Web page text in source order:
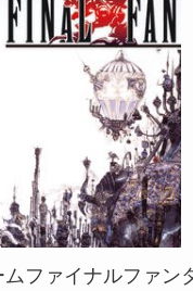
ファイナルファン